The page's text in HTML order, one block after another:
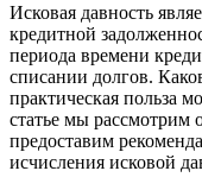
Исковая давность
кредитной
периода времени
списании долгов.
практическая польза
статье мы рассмотрим
предоставим
исчисления исковой